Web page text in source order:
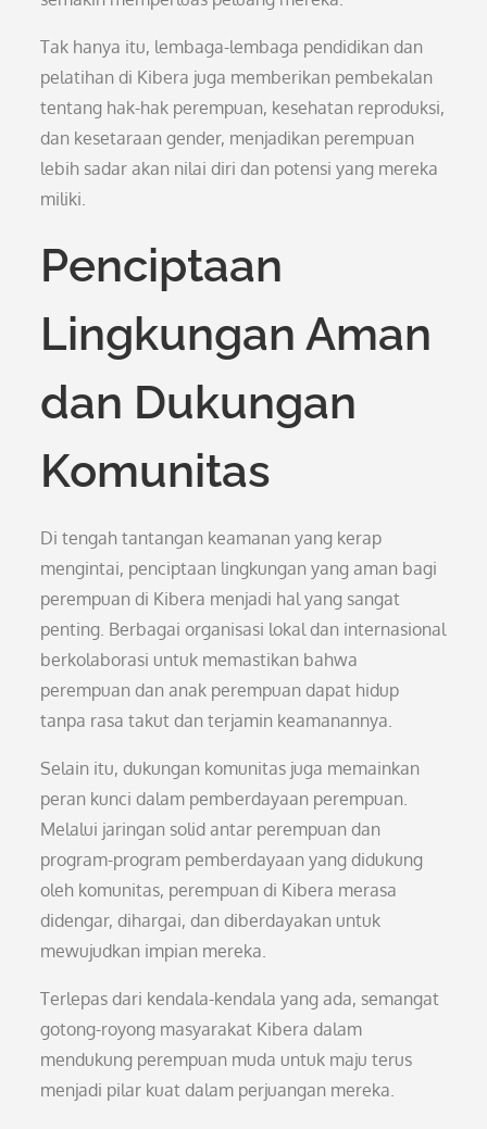
Tak hanya itu, lembaga-lembaga pendidikan dan
pelatihan di Kibera juga memberikan pembekalan
tentang hak-hak perempuan, kesehatan reproduksi,
dan kesetaraan gender, menjadikan perempuan
lebih sadar akan nilai diri dan potensi yang mereka
miliki.
Penciptaan
Lingkungan Aman
dan Dukungan
Komunitas
Di tengah tantangan keamanan yang kerap
mengintai, penciptaan lingkungan yang aman bagi
perempuan di Kibera menjadi hal yang sangat
penting. Berbagai organisasi lokal dan internasional
berkolaborasi untuk memastikan bahwa
perempuan dan anak perempuan dapat hidup
tanpa rasa takut dan terjamin keamanannya.
Selain itu, dukungan komunitas juga memainkan
peran kunci dalam pemberdayaan perempuan.
Melalui jaringan solid antar perempuan dan
program-program pemberdayaan yang didukung
oleh komunitas, perempuan di Kibera merasa
didengar, dihargai, dan diberdayakan untuk
mewujudkan impian mereka.
Terlepas dari kendala-kendala yang ada, semangat
gotong-royong masyarakat Kibera dalam
mendukung perempuan muda untuk maju terus
menjadi pilar kuat dalam perjuangan mereka.